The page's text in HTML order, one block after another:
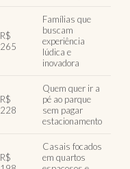
R$
265
Famílias que
buscam
experiência
lúdica e
inovadora
R$
228
Quem quer ir a
pé ao parque
sem pagar
estacionamento
R$
Casais focados
em quartos